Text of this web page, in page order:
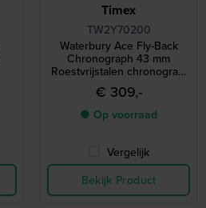
Timex
TW2Y70200
Waterbury Ace Fly-Back
Chronograph 43 mm
Roestvrijstalen chronograaf
met luchtvaartfunctie
€ 309,-
● Op voorraad
Vergelijk
Bekijk Product